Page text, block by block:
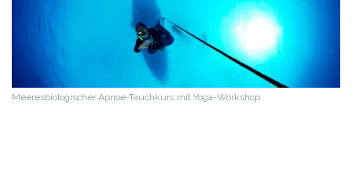
Meeresbiologischer Apnoe-Tauchkurs mit Yoga-Workshop